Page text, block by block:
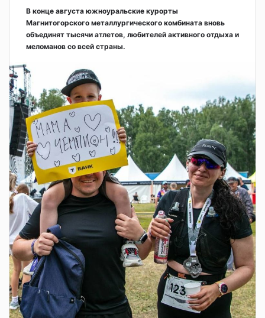
В конце августа южноуральские курорты
Магнитогорского металлургического комбината вновь
объединят тысячи атлетов, любителей активного отдыха и
меломанов со всей страны.